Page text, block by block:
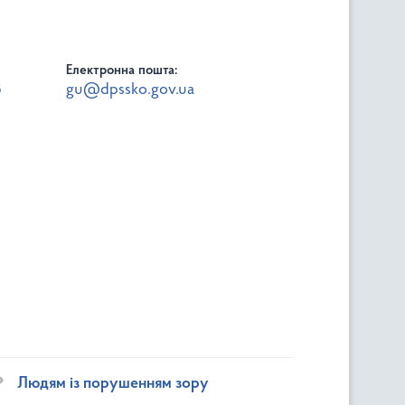
Електронна пошта:
gu@dpssko.gov.ua
Людям із порушенням зору